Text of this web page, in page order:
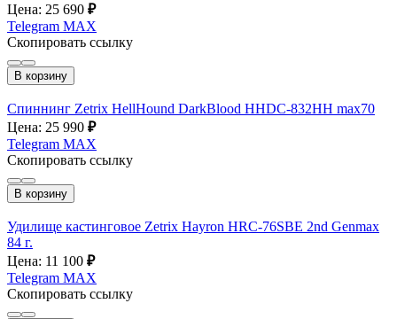
Цена: 25 690 ₽
Telegram MAX
Скопировать ссылку
В корзину
Спиннинг Zetrix HellHound DarkBlood HHDC-832HH max70
Цена: 25 990 ₽
Telegram MAX
Скопировать ссылку
В корзину
Удилище кастинговое Zetrix Hayron HRС-76SBE 2nd Genmax
84 г.
Цена: 11 100 ₽
Telegram MAX
Скопировать ссылку